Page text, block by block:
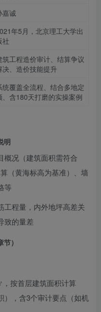
嘉诚
年5月，北京理工大学出
社
筑工程造价审计、结算争议
决、造价技能提升
统覆盖全流程、结合多地定
、含180天打磨的实操案例
明
概况（建筑面积需符合
（黄海标高为基准）、墙
等
工程量，内外地坪高差关
致的量差
）
按首层建筑面积计算
），含3个审计要点（如机